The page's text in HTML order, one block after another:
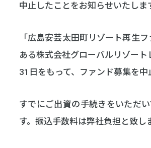
中止したことをお知らせいたしま
「広島安芸太田町リゾート再生
ある株式会社グローバルリゾー
31日をもって、ファンド募集を中
すでにご出資の手続きをいただ
す。振込手数料は弊社負担と致し